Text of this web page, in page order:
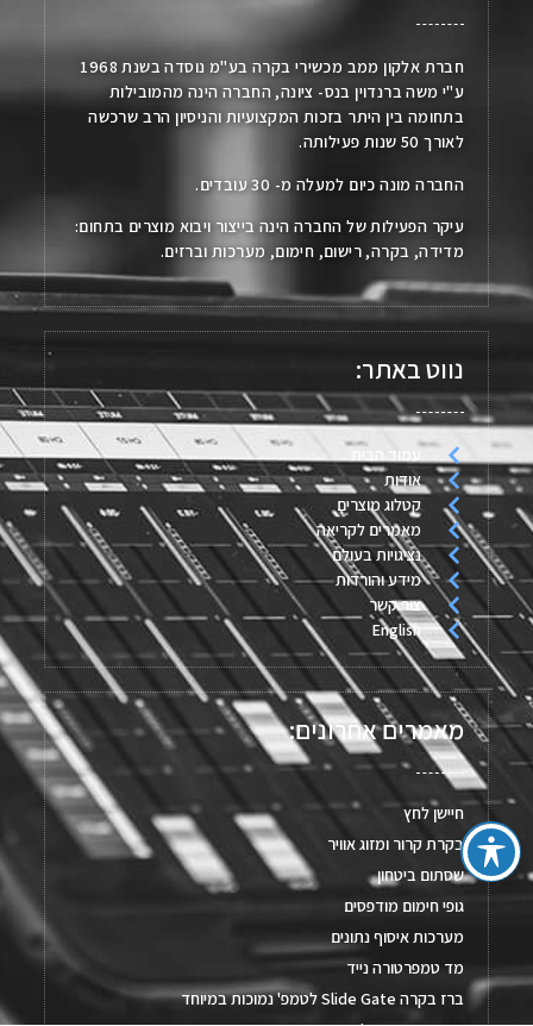
חברת אלקון ממב מכשירי בקרה בע"מ נוסדה בשנת 1968
ע"י משה ברנדוין בנס- ציונה, החברה הינה מהמובילות
בתחומה בין היתר בזכות המקצועיות והניסיון הרב שרכשה
לאורך 50 שנות פעילותה.
החברה מונה כיום למעלה מ- 30 עובדים.
עיקר הפעילות של החברה הינה בייצור ויבוא מוצרים בתחום:
מדידה, בקרה, רישום, חימום, מערכות וברזים.
נווט באתר:
עמוד הבית
אודות
קטלוג מוצרים
מאמרים לקריאה
נציגויות בעולם
מידע והורדות
צור קשר
English
מאמרים אחרונים:
חיישן לחץ
בקרת קרור ומזוג אוויר
שסתום ביטחון
גופי חימום מודפסים
מערכות איסוף נתונים
מד טמפרטורה נייד
ברז בקרה Slide Gate לטמפ' נמוכות במיוחד